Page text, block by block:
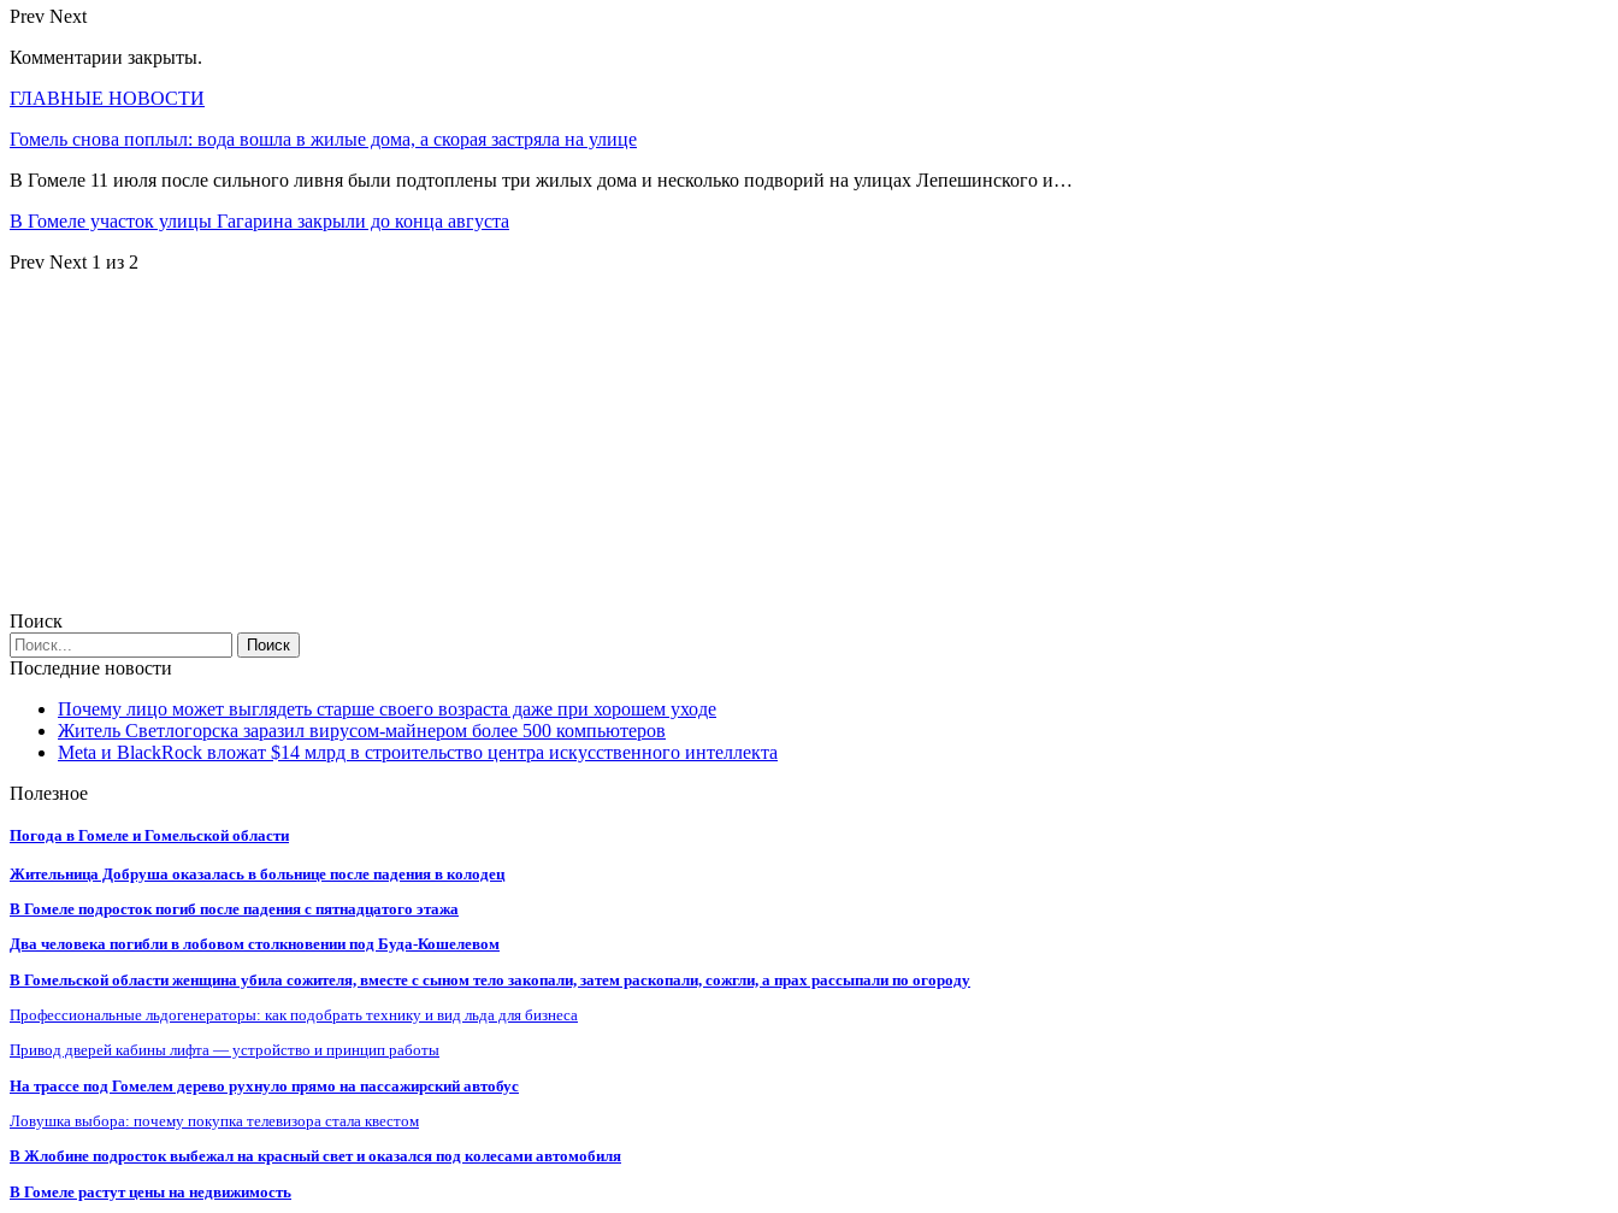
Prev Next
Комментарии закрыты.
ГЛАВНЫЕ НОВОСТИ
Гомель снова поплыл: вода вошла в жилые дома, а скорая застряла на улице
В Гомеле 11 июля после сильного ливня были подтоплены три жилых дома и несколько подворий на улицах Лепешинского и…
В Гомеле участок улицы Гагарина закрыли до конца августа
Prev Next 1 из 2
Поиск
Последние новости
Почему лицо может выглядеть старше своего возраста даже при хорошем уходе
Житель Светлогорска заразил вирусом-майнером более 500 компьютеров
Meta и BlackRock вложат $14 млрд в строительство центра искусственного интеллекта
Полезное
Погода в Гомеле и Гомельской области
Жительница Добруша оказалась в больнице после падения в колодец
В Гомеле подросток погиб после падения с пятнадцатого этажа
Два человека погибли в лобовом столкновении под Буда-Кошелевом
В Гомельской области женщина убила сожителя, вместе с сыном тело закопали, затем раскопали, сожгли, а прах рассыпали по огороду
Профессиональные льдогенераторы: как подобрать технику и вид льда для бизнеса
Привод дверей кабины лифта — устройство и принцип работы
На трассе под Гомелем дерево рухнуло прямо на пассажирский автобус
Ловушка выбора: почему покупка телевизора стала квестом
В Жлобине подросток выбежал на красный свет и оказался под колесами автомобиля
В Гомеле растут цены на недвижимость